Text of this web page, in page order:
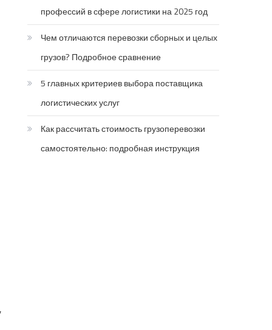
профессий в сфере логистики на 2025 год
Чем отличаются перевозки сборных и целых
грузов? Подробное сравнение
5 главных критериев выбора поставщика
логистических услуг
Как рассчитать стоимость грузоперевозки
самостоятельно: подробная инструкция